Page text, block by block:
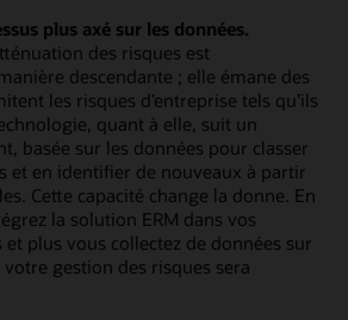
plus axé sur les données.
des risques est
descendante ; elle émane des
les risques d’entreprise tels qu’ils
quant à elle, suit un
basée sur les données pour classer
et en identifier de nouveaux à partir
Cette capacité change la donne. En
la solution ERM dans vos
et plus vous collectez de données sur
votre gestion des risques sera